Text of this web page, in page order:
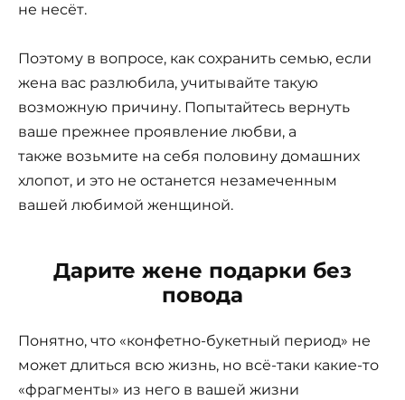
не несёт.
Поэтому в вопросе, как сохранить семью, если
жена вас разлюбила, учитывайте такую
возможную причину. Попытайтесь вернуть
ваше прежнее проявление любви, а
также возьмите на себя половину домашних
хлопот, и это не останется незамеченным
вашей любимой женщиной.
Дарите жене подарки без
повода
Понятно, что «конфетно-букетный период» не
может длиться всю жизнь, но всё-таки какие-то
«фрагменты» из него в вашей жизни